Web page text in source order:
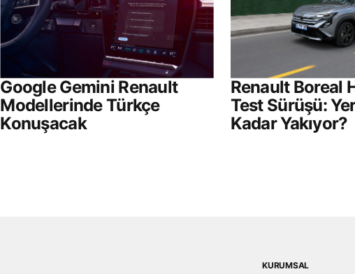
Google Gemini Renault
Modellerinde Türkçe
Konuşacak
Renault Boreal
Test Sürüşü:
Kadar Yakıyor?
KURUMSAL